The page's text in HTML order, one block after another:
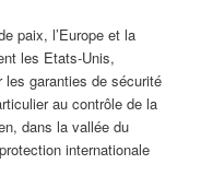
paix, l’Europe et la
les Etats-Unis,
les garanties de sécurité
au contrôle de la
dans la vallée du
internationale